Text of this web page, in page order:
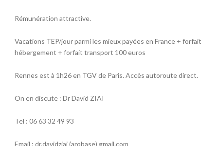
Rémunération attractive.
Vacations TEP/jour parmi les mieux payées en France + forfait
hébergement + forfait transport 100 euros
Rennes est à 1h26 en TGV de Paris. Accès autoroute direct.
On en discute : Dr David ZIAI
Tel : 06 63 32 49 93
Email : dr.davidziai (arobase) gmail.com